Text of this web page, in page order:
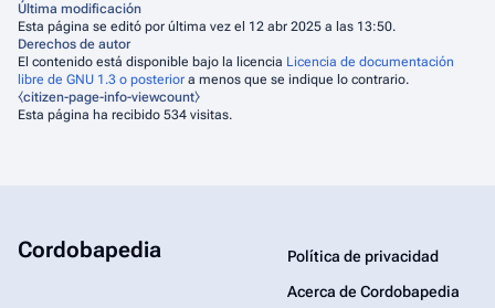
Última modificación
Esta página se editó por última vez el 12 abr 2025 a las 13:50.
Derechos de autor
El contenido está disponible bajo la licencia Licencia de documentación
libre de GNU 1.3 o posterior a menos que se indique lo contrario.
⧼citizen-page-info-viewcount⧽
Esta página ha recibido 534 visitas.
Cordobapedia
Política de privacidad
Acerca de Cordobapedia